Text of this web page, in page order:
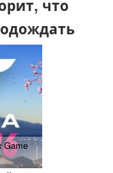
что
Game